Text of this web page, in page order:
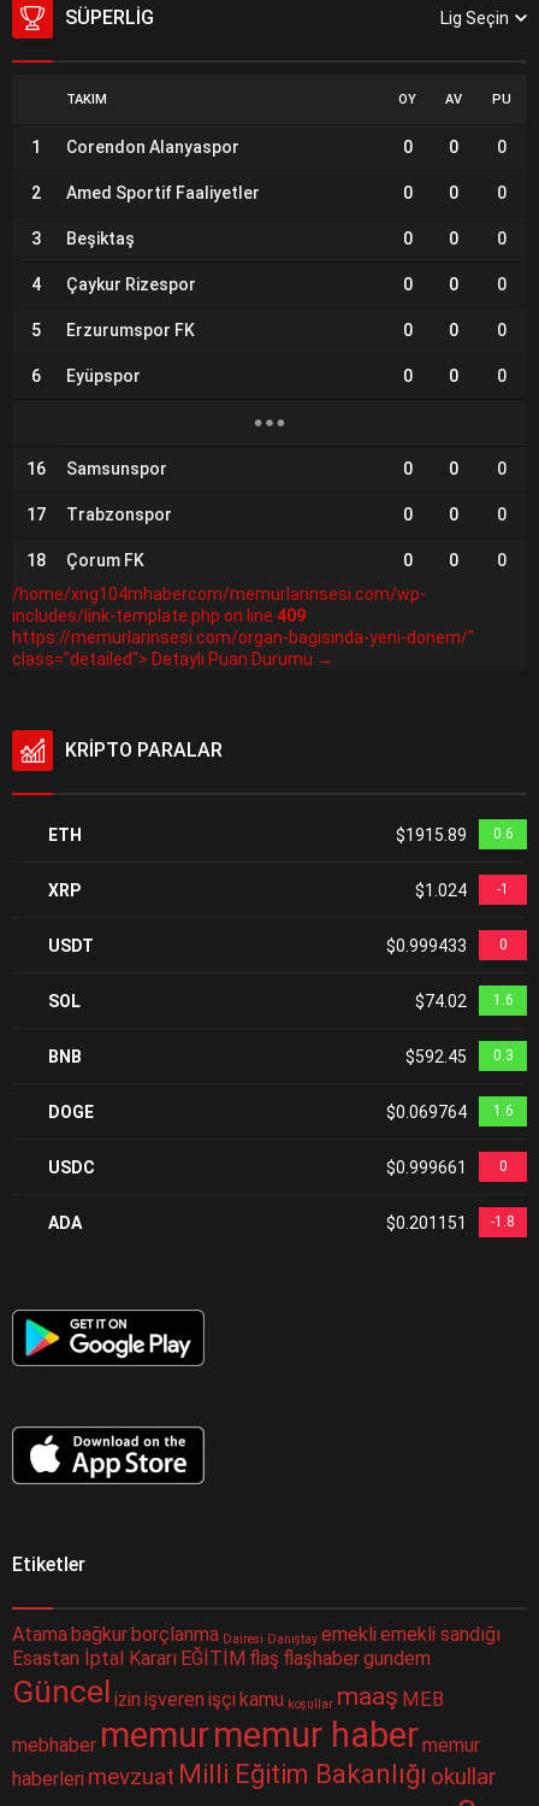
SÜPERLIG Lig Seçin
TAKIM OY AV PU
1 Corendon Alanyaspor 0 0 0
2 Amed Sportif Faaliyetler 0 0 0
3 Beşiktaş 0 0 0
4 Çaykur Rizespor 0 0 0
5 Erzurumspor FK 0 0 0
6 Eyüpspor 0 0 0
16 Samsunspor 0 0 0
17 Trabzonspor 0 0 0
18 Çorum FK 0 0
0
/home/xng104mhabercom/memurlarinsesi.com/wp-
includes/link-template.php on line 409
https://memurlarinsesi.com/organ-bagisinda-yeni-donem/"
class="detailed"> Detaylı Puan Durumu →
KRİPTO PARALAR
ETH $1915.89 0.6
XRP $1.024 -1
USDT $0.999433 0
SOL $74.02 1.6
BNB $592.45 0.3
DOGE $0.069764 1.6
USDC $0.999661 0
ADA $0.201151 -1.8
Etiketler
Atamabağkurborçlanma Dairesi Danıştay emekliemekli sandığı
Esastan İptal Kararı EĞİTİM flaş flaşhabergundem
Güncel izin işveren işçikamu koşullar maaş MEB
mebhaber memurmemur habermemur
haberleri mevzuat Milli Eğitim Bakanlığı okullar